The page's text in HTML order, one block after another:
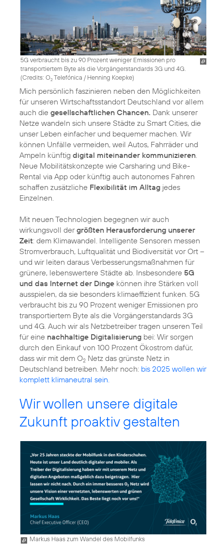
5G verbraucht bis zu 90 Prozent weniger Emissionen pro
transportiertem Byte als die Vorgängerstandards 3G und 4G.
(Credits: O2Telefónica / Henning Koepke)
Mich persönlich faszinieren neben den Möglichkeiten
für unseren Wirtschaftsstandort Deutschland vor allem
auch die gesellschaftlichen Chancen. Dank unserer
Netze wandeln sich unsere Städte zu Smart Cities, die
unser Leben einfacher und bequemer machen. Wir
können Unfälle vermeiden, weil Autos, Fahrräder und
Ampeln künftig digital miteinander kommunizieren
Neue Mobilitätskonzepte wie Carsharing und Bike-
Rental via App oder künftig auch autonomes Fahren
schaffen zusätzliche Flexibilität im Alltag jedes
Einzelnen.
Mit neuen Technologien begegnen wir auch
wirkungsvoll dergrößten Herausforderung unserer
Zeit: dem Klimawandel. Intelligente Sensoren messen
Stromverbrauch, Luftqualität und Biodiversität vor Ort –
und wir leiten daraus Verbesserungsmaßnahmen für
grünere, lebenswertere Städte ab. Insbesondere 5G
und das Internet der Dinge können ihre Stärken voll
ausspielen, da sie besonders klimaeffizient funken. 5G
verbraucht bis zu 90 Prozent weniger Emissionen pro
transportiertem Byte als die Vorgängerstandards 3G
und 4G. Auch wir als Netzbetreiber tragen unseren Teil
für eine nachhaltige Digitalisierung bei: Wir sorgen
durch den Einkauf von 100 Prozent Ökostrom dafür,
dass wir mit dem O2 Netz das grünste Netz in
Deutschland betreiben. Mehr noch: bis 2025 wollen wir
komplett klimaneutral sein.
Wir wollen unsere digitale
Zukunft proaktiv gestalten
Markus Haas zum Wandel des Mobilfunks